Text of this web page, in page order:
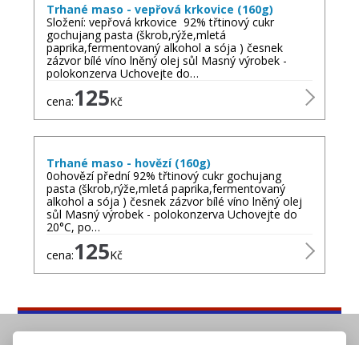
Trhané maso - vepřová krkovice (160g)
Složení: vepřová krkovice 92% třtinový cukr
gochujang pasta (škrob,rýže,mletá
paprika,fermentovaný alkohol a sója ) česnek
zázvor bílé víno lněný olej sůl Masný výrobek -
polokonzerva Uchovejte do…
cena:125Kč
Trhané maso - hovězí (160g)
0ohovězí přední 92% třtinový cukr gochujang
pasta (škrob,rýže,mletá paprika,fermentovaný
alkohol a sója ) česnek zázvor bílé víno lněný olej
sůl Masný výrobek - polokonzerva Uchovejte do
20°C, po…
cena:125Kč